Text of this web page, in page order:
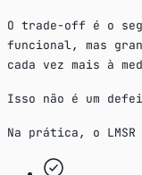
O trade-off é o
funcional, mas
cada vez mais à
Isso não é um
Na prática, o